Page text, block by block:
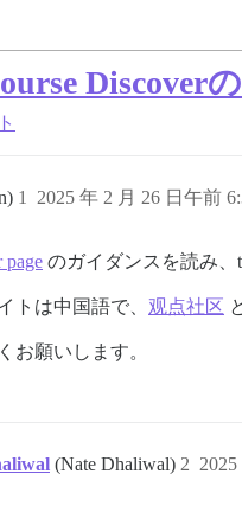
Discover
2025 年 2 月 26 日午前
1
page のガイダンスを読み、
トは中国語で、 观点社区
お願いします。
(Nate Dhaliwal) 2